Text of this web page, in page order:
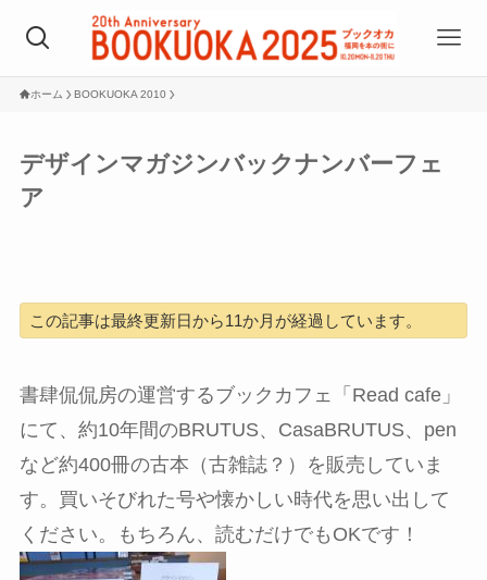
ホーム BOOKUOKA 2010
デザインマガジンバックナンバーフェ
ア
この記事は最終更新日から11か月が経過しています。
書肆侃侃房の運営するブックカフェ「Read cafe」
にて、約10年間のBRUTUS、CasaBRUTUS、pen
など約400冊の古本（古雑誌？）を販売していま
す。買いそびれた号や懐かしい時代を思い出して
ください。もちろん、読むだけでもOKです！